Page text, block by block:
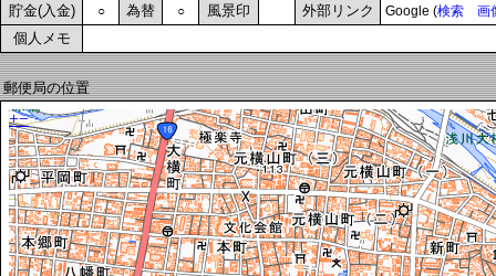
貯金(入金) ○ 為替 ○ 風景印 外部リンク Google (検索 画
個人メモ
郵便局の位置